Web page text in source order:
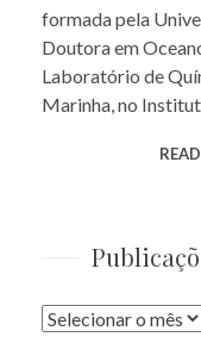
formada pela
Doutora em
Laboratório de
Marinha, no
Publicações